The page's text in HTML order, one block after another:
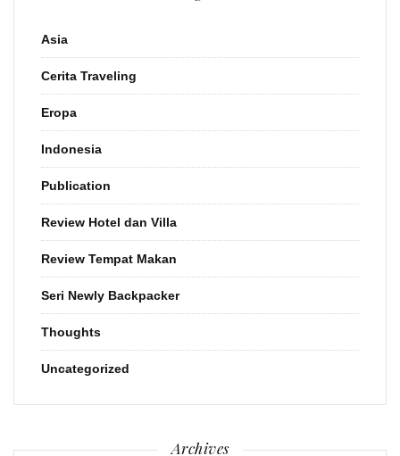
Asia
Cerita Traveling
Eropa
Indonesia
Publication
Review Hotel dan Villa
Review Tempat Makan
Seri Newly Backpacker
Thoughts
Uncategorized
Archives